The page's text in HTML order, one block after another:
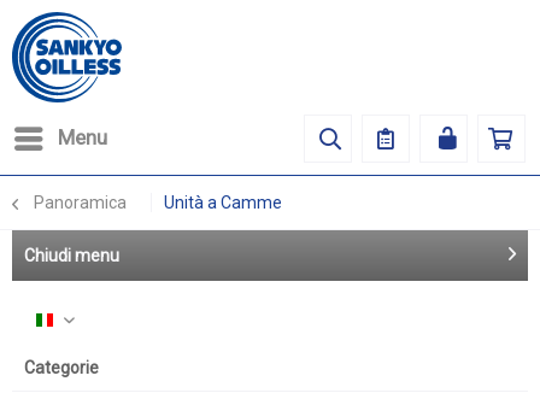
Menu
Panoramica Unità a Camme
Chiudi menu
Italiano
Categorie